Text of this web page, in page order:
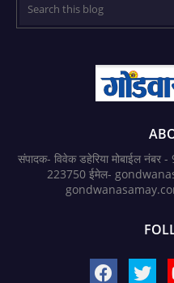
संपादक- विवेक डहेरिया मोबाईल नंबर
223750 ईमेल-
gondwanasamay.com